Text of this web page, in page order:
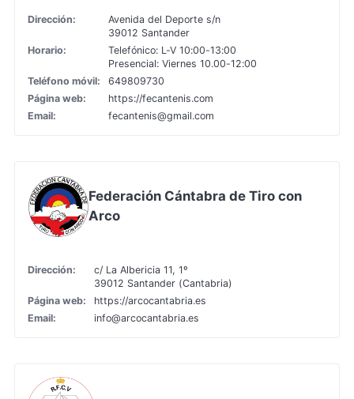
Dirección:
Avenida del Deporte s/n
39012 Santander
Horario:
Telefónico: L-V 10:00-13:00
Presencial: Viernes 10.00-12:00
Teléfono móvil:
649809730
Página web:
https://fecantenis.com
Email:
fecantenis@gmail.com
Federación Cántabra de Tiro con
Arco
Dirección:
c/ La Albericia 11, 1º
39012 Santander (Cantabria)
Página web:
https://arcocantabria.es
Email:
info@arcocantabria.es